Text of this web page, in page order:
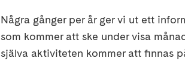
Några gånger per år ger vi ut ett
som kommer att ske under visa
själva aktiviteten kommer att finnas